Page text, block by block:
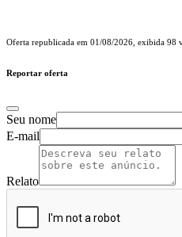
Oferta republicada em 01/08/2026 , exibida 98
Reportar oferta
Seu nome
E-mail
Relato